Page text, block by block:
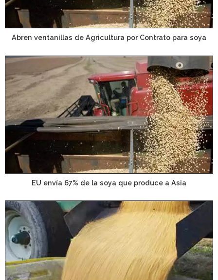
Abren ventanillas de Agricultura por Contrato para soya
EU envía 67% de la soya que produce a Asia